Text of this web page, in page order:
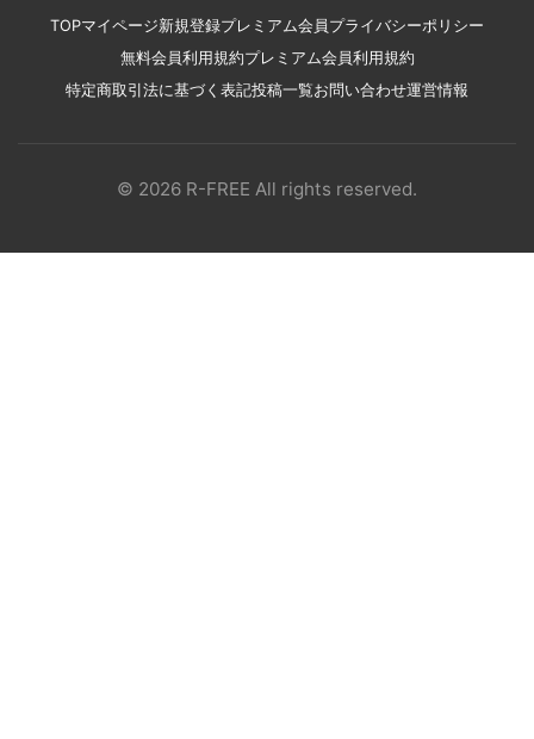
TOPマイページ新規登録プレミアム会員 プライバシーポリシー
無料会員利用規約プレミアム会員利用規約
特定商取引法に基づく表記投稿一覧お問い合わせ運営情報
© 2026 R-FREE All rights reserved.